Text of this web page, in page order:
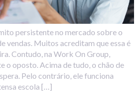
persistente no mercado sobre o
vendas. Muitos acreditam que essa é
Contudo, na Work On Group,
o oposto. Acima de tudo, o chão de
Pelo contrário, ele funciona
escola […]